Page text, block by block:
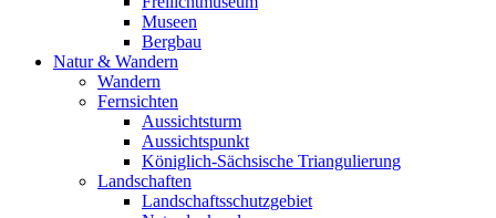
Museen
Bergbau
Natur & Wandern
Wandern
Fernsichten
Aussichtsturm
Aussichtspunkt
Königlich-Sächsische Triangulierung
Landschaften
Landschaftsschutzgebiet